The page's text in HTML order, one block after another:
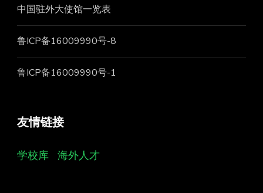
中国驻外大使馆一览表
鲁ICP备16009990号-8
鲁ICP备16009990号-1
友情链接
学校库 海外人才